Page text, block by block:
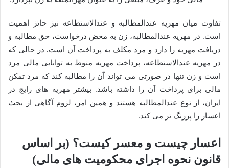
تفاوت میان مهریه عندالمطالبه و عندالاستطاعه نیز حائز اهمیت
است. در مهریه عندالمطالبه، زن به محض درخواست، حق مطالبه و
دریافت مهریه را دارد و مرد مکلف به پرداخت آن است. در حالی که
در مهریه عندالاستطاعه، پرداخت مهریه منوط به توانایی مالی مرد
است و زن تنها در صورتی می تواند آن را مطالبه کند که مرد تمکن
مالی برای پرداخت آن را داشته باشد. بیشتر مهریه های رایج در
ایران، از نوع عندالمطالبه هستند و همین امر، لزوم آگاهی از بحث
اعسار را پررنگ تر می کند.
اعسار چیست و معسر کیست؟ (بر اساس
قانون نحوه اجرای محکومیت های مالی)